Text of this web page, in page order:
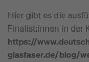
Hier gibt es die
Finalist:innen in der
https://
glasfaser.de/blog/